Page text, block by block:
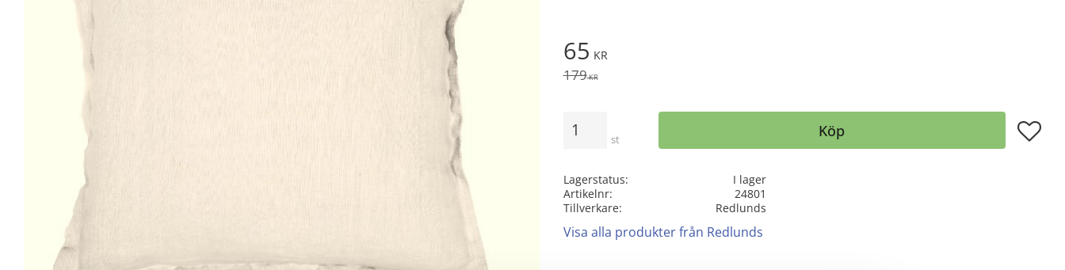
Nedsatt pris:
65 KR
Ordinarie pris:
179KR
st Köp Lägg
Lagerstatus
I lager
Artikelnr
24801
Tillverkare
Redlunds
Visa alla produkter från Redlunds